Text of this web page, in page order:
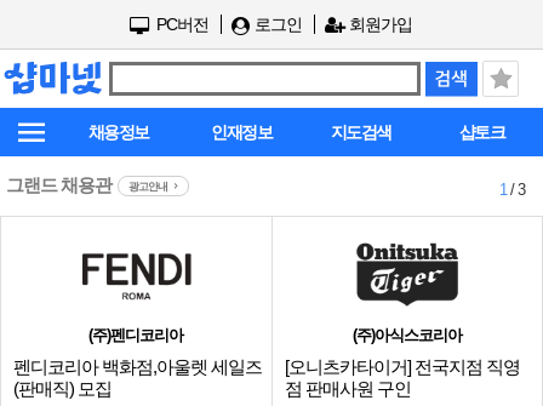
PC버전 로그인 회원가입
채용정보 인재정보 지도검색 샵토크
그랜드 채용관 광고안내 1/ 3
(주)펜디코리아
펜디코리아 백화점,아울렛 세일즈
(판매직) 모집
(주)아식스코리아
[오니츠카타이거] 전국지점 직영
점 판매사원 구인